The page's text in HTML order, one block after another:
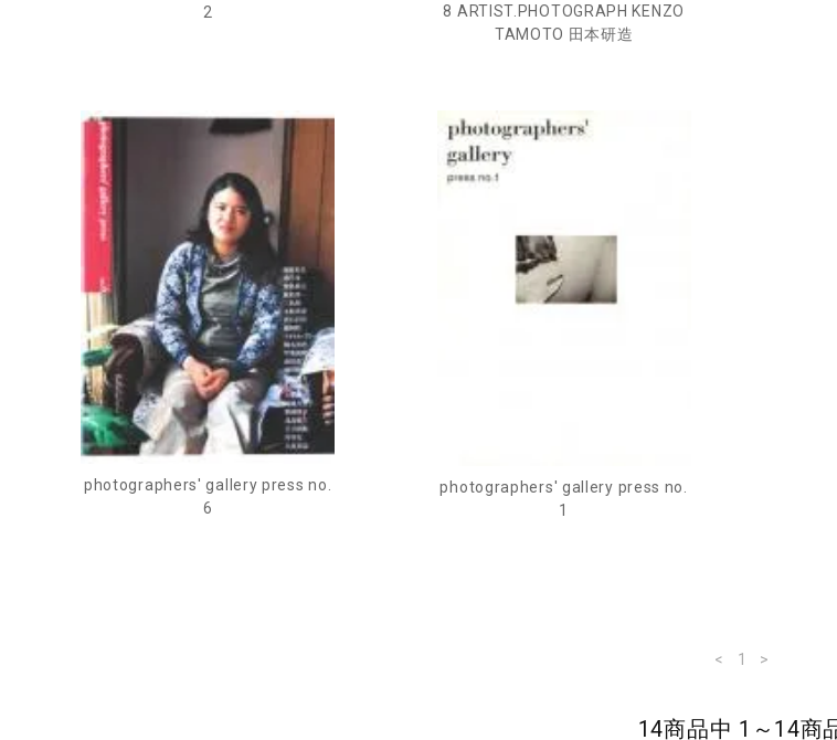
2
8 ARTIST.PHOTOGRAPH KENZO
TAMOTO 田本研造
photographers' gallery press no.
6
photographers' gallery press no.
1
< 1 >
14商品中 1～14商